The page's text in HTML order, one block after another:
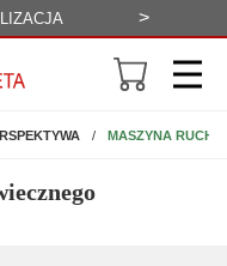
>
MASZYNA RUCHU